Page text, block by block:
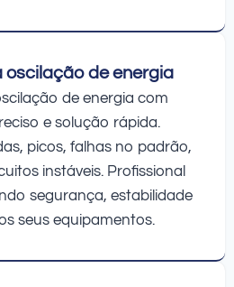
oscilação de energia
de energia com
e solução rápida.
picos, falhas no padrão,
instáveis. Profissional
segurança, estabilidade
seus equipamentos.